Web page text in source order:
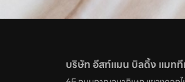
บริษัท อีสท์แมน บิลดิ้ง แมทที